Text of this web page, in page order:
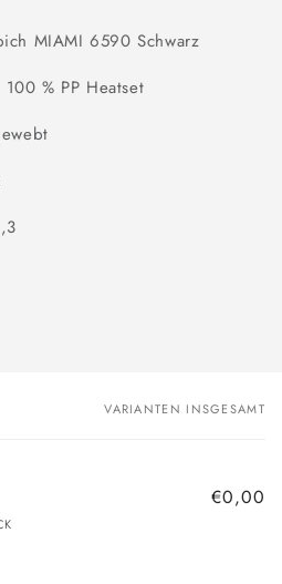
MIAMI 6590 Schwarz
% PP Heatset
VARIANTEN INSGESAMT
€0,00